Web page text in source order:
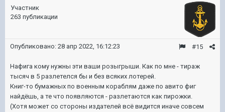
Участник
263 публикации
#15
Опубликовано: 28 апр 2022, 16:12:23
Нафига кому нужны эти ваши розыгрыши. Как по мне - тираж
тысяч в 5 разлетелся бы и без всяких лотерей.
Книг-то бумажных по военным кораблям даже по авито фиг
найдёшь, а те что появляются - разлетаются как пирожки.
(Хотя может со стороны издателей всё видится иначе совсем